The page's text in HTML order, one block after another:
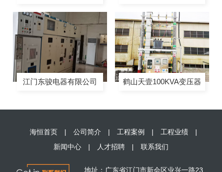
江门东骏电器有限公司 鹤山天壹100KVA变压器
海恒首页 | 公司简介 | 工程案例 | 工程业绩
|
新闻中心
| 人才招聘 | 联系我们
地址：广东省江门市新会区业兴一路23